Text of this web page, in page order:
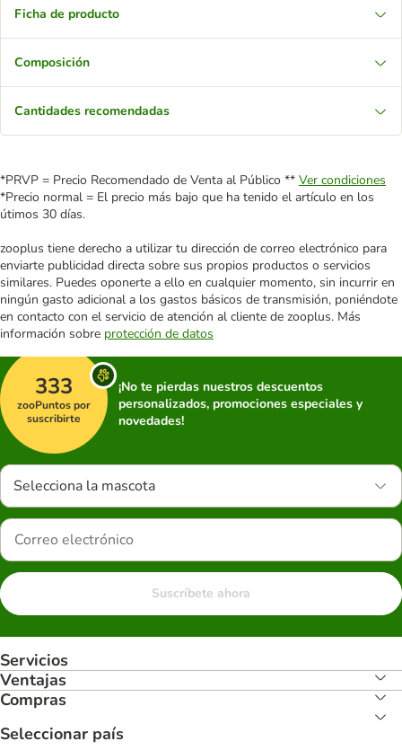
Ficha de producto
Composición
Cantidades recomendadas
*PRVP = Precio Recomendado de Venta al Público ** Ver condiciones
*Precio normal = El precio más bajo que ha tenido el artículo en los
útimos 30 días.
zooplus tiene derecho a utilizar tu dirección de correo electrónico para
enviarte publicidad directa sobre sus propios productos o servicios
similares. Puedes oponerte a ello en cualquier momento, sin incurrir en
ningún gasto adicional a los gastos básicos de transmisión, poniéndote
en contacto con el servicio de atención al cliente de zooplus. Más
información sobre protección de datos
333
zooPuntos por
suscribirte
¡No te pierdas nuestros descuentos
personalizados, promociones especiales y
novedades!
Selecciona la mascota
Suscríbete ahora
Servicios
Ventajas
Compras
Seleccionar país